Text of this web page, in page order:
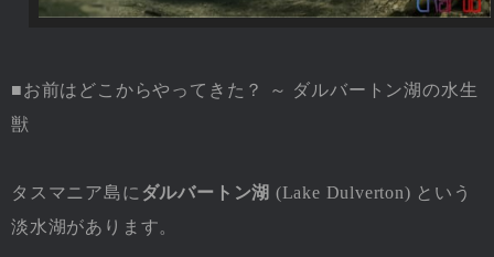
■お前はどこからやってきた？ ～ ダルバートン湖の水生
獣
タスマニア島に ダルバートン湖 (Lake Dulverton) という
淡水湖があります。